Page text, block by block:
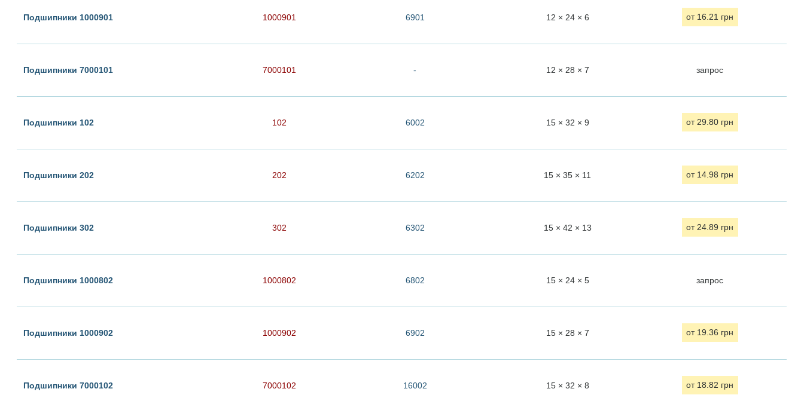
Подшипники 1000901 1000901 6901 12 × 24 × 6 от 16.21 грн
Подшипники 7000101 7000101 - 12 × 28 × 7 запрос
Подшипники 102 102 6002 15 × 32 × 9 от 29.80 грн
Подшипники 202 202 6202 15 × 35 × 11 от 14.98 грн
Подшипники 302 302 6302 15 × 42 × 13 от 24.89 грн
Подшипники 1000802 1000802 6802 15 × 24 × 5 запрос
Подшипники 1000902 1000902 6902 15 × 28 × 7 от 19.36 грн
Подшипники 7000102 7000102 16002 15 × 32 × 8 от 18.82 грн